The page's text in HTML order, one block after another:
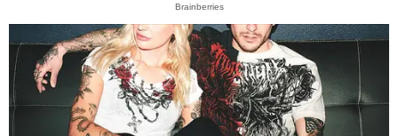
Brainberries